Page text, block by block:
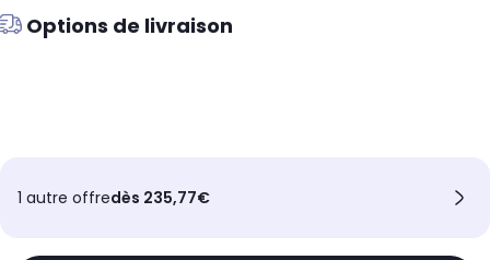
Options de livraison
1 autre offredès 235,77€